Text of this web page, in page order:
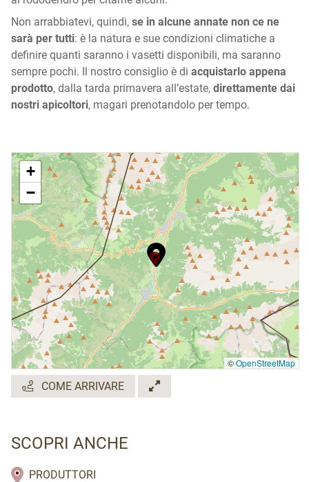
Non arrabbiatevi, quindi, se in alcune annate non ce ne
sarà per tutti: è la natura e sue condizioni climatiche a
definire quanti saranno i vasetti disponibili, ma saranno
sempre pochi. Il nostro consiglio è di acquistarlo appena
prodotto, dalla tarda primavera all’estate, direttamente dai
nostri apicoltori, magari prenotandolo per tempo.
+
−
©OpenStreetMap
COME ARRIVARE
SCOPRI ANCHE
PRODUTTORI